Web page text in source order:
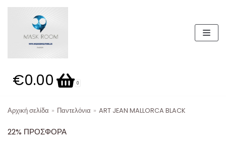
περιεχόμενο
€0.00 0
Καλάθι
Αρχική σελίδα » Παντελόνια » ART JEAN MALLORCA BLACK
22% ΠΡΟΣΦΟΡΑ